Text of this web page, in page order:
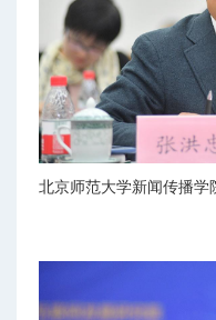
北京师范大学新闻传播学